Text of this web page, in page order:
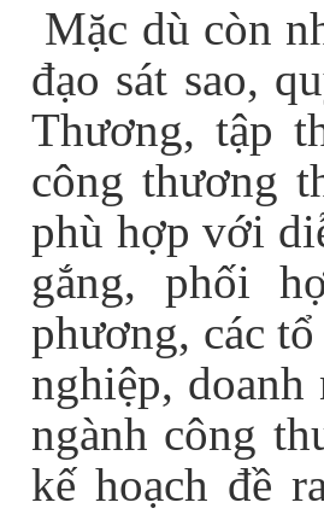
Mặc dù còn
đạo sát sao,
Thương, tập
công thương
phù hợp với
gắng, phối
phương, các
nghiệp,
ngành công
kế hoạch đề